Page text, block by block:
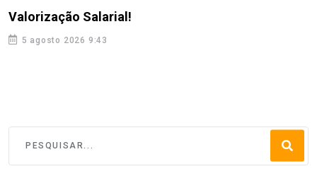
Valorização Salarial!
5 agosto 2026 9:43